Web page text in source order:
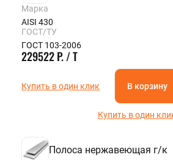
Марка
AISI 430
ГОСТ/ТУ
ГОСТ 103-2006
229522 Р. / Т
Купить в один клик В корзину
Купить в один
Полоса нержавеющая г/к